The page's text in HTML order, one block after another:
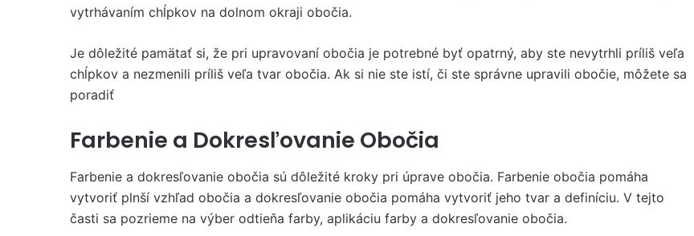
vytrhávaním chĺpkov na dolnom okraji obočia.
Je dôležité pamätať si, že pri upravovaní obočia je potrebné byť opatrný, aby ste nevytrhli príliš veľa
chĺpkov a nezmenili príliš veľa tvar obočia. Ak si nie ste istí, či ste správne upravili obočie, môžete sa
poradiť
Farbenie a Dokresľovanie Obočia
Farbenie a dokresľovanie obočia sú dôležité kroky pri úprave obočia. Farbenie obočia pomáha
vytvoriť plnší vzhľad obočia a dokresľovanie obočia pomáha vytvoriť jeho tvar a definíciu. V tejto
časti sa pozrieme na výber odtieňa farby, aplikáciu farby a dokresľovanie obočia.